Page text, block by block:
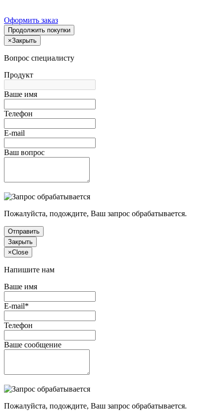
Оформить заказ
Продолжить покупки
×Закрыть
Вопрос специалисту
Продукт
Ваше имя
Телефон
E-mail
Ваш вопрос
Пожалуйста, подождите, Ваш запрос обрабатывается.
Отправить
Закрыть
×Close
Напишите нам
Ваше имя
E-mail*
Телефон
Ваше сообщение
Пожалуйста, подождите, Ваш запрос обрабатывается.